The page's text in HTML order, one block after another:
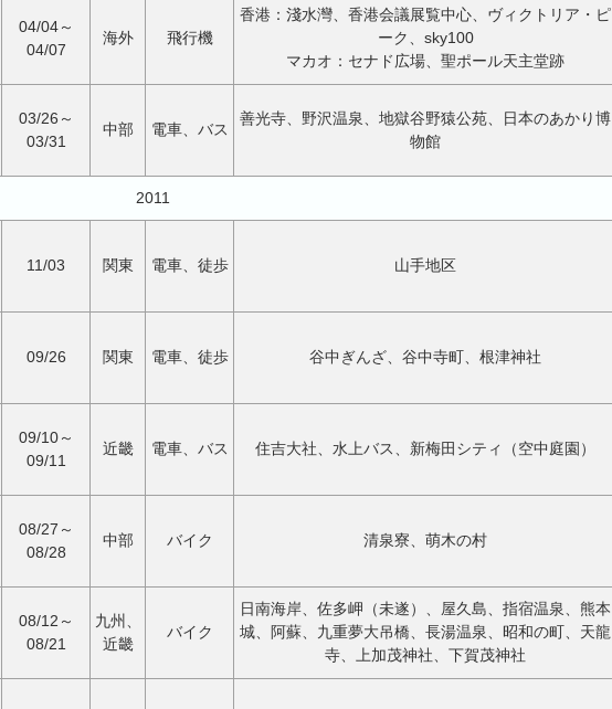
04/04～
04/07
海外 飛行機
香港：淺水灣、香港会議展覧中心、ヴィクトリア・ピ
ーク、sky100
マカオ：セナド広場、聖ポール天主堂跡
03/26～
03/31
中部 電車、バス
善光寺、野沢温泉、地獄谷野猿公苑、日本のあかり博
物館
2011
11/03 関東 電車、徒歩 山手地区
09/26 関東 電車、徒歩 谷中ぎんざ、谷中寺町、根津神社
09/10～
09/11
近畿 電車、バス 住吉大社、水上バス、新梅田シティ（空中庭園）
08/27～
08/28
中部 バイク 清泉寮、萌木の村
08/12～
08/21
九州、
近畿
バイク
日南海岸、佐多岬（未遂）、屋久島、指宿温泉、熊本
城、阿蘇、九重夢大吊橋、長湯温泉、昭和の町、天龍
寺、上加茂神社、下賀茂神社